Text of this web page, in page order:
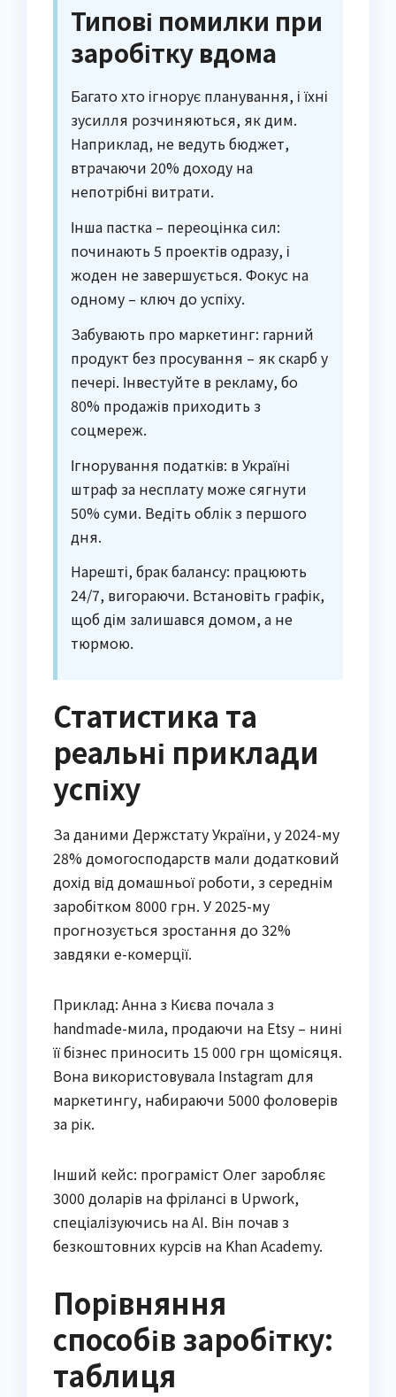
Типові помилки при
заробітку вдома
Багато хто ігнорує планування, і їхні
зусилля розчиняються, як дим.
Наприклад, не ведуть бюджет,
втрачаючи 20% доходу на
непотрібні витрати.
Інша пастка – переоцінка сил:
починають 5 проектів одразу, і
жоден не завершується. Фокус на
одному – ключ до успіху.
Забувають про маркетинг: гарний
продукт без просування – як скарб у
печері. Інвестуйте в рекламу, бо
80% продажів приходить з
соцмереж.
Ігнорування податків: в Україні
штраф за несплату може сягнути
50% суми. Ведіть облік з першого
дня.
Нарешті, брак балансу: працюють
24/7, вигораючи. Встановіть графік,
щоб дім залишався домом, а не
тюрмою.
Статистика та
реальні приклади
успіху
За даними Держстату України, у 2024-му
28% домогосподарств мали додатковий
дохід від домашньої роботи, з середнім
заробітком 8000 грн. У 2025-му
прогнозується зростання до 32%
завдяки е-комерції.
Приклад: Анна з Києва почала з
handmade-мила, продаючи на Etsy – нині
її бізнес приносить 15 000 грн щомісяця.
Вона використовувала Instagram для
маркетингу, набираючи 5000 фоловерів
за рік.
Інший кейс: програміст Олег заробляє
3000 доларів на фрілансі в Upwork,
спеціалізуючись на AI. Він почав з
безкоштовних курсів на Khan Academy.
Порівняння
способів заробітку:
таблиця